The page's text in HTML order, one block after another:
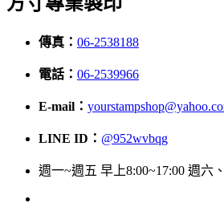
傳真： 06-2538188
電話： 06-2539966
E-mail：
LINE ID： @952wvbqg
週一~週五 早上8:00~17:00 週六